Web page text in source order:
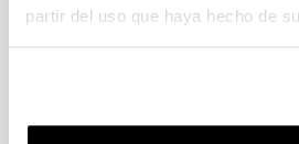
partir del uso que haya hecho de
Año:
Ciudad de edición y/o Editorial: